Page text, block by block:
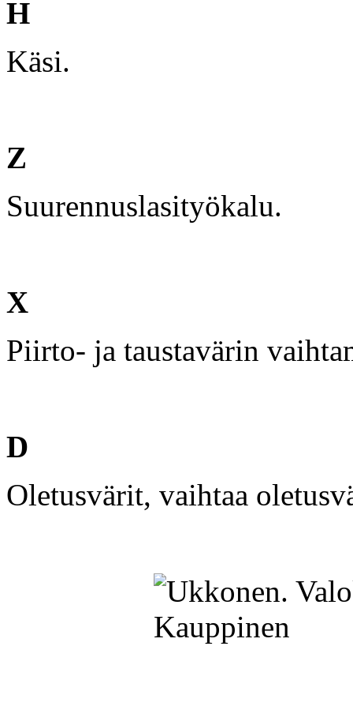
H
Käsi.
Z
Suurennuslasityökalu.
X
Piirto- ja taustavärin
D
Oletusvärit, vaihtaa